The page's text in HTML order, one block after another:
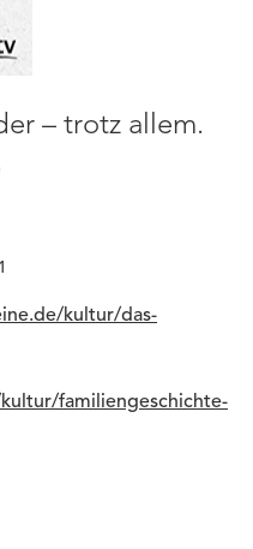
– trotz allem.
kultur/das-
familiengeschichte-